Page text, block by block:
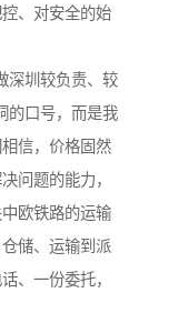
、对安全的始
深圳较负责、较
的口号，而是我
信，价格固然
问题的能力，
欧铁路的运输
储、运输到派
、一份委托，